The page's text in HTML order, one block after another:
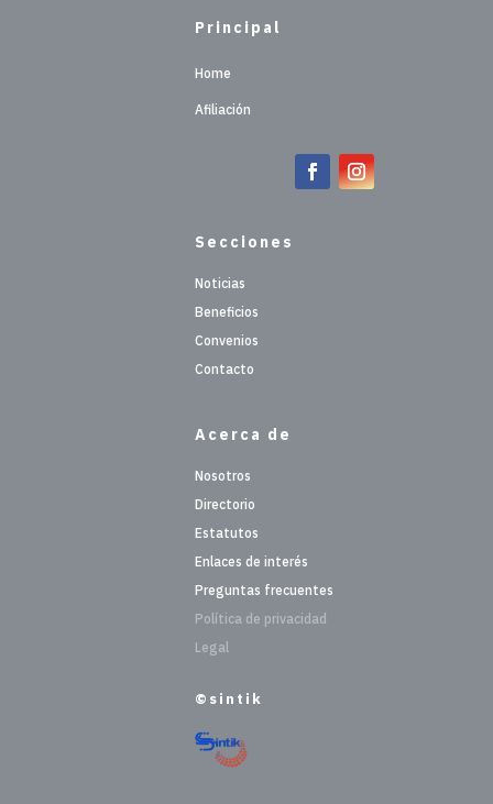
Principal
Home
Afiliación
Secciones
Noticias
Beneficios
Convenios
Contacto
Acerca de
Nosotros
Directorio
Estatutos
Enlaces de interés
Preguntas frecuentes
Política de privacidad
Legal
©sintik